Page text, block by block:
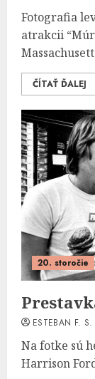
Fotografia
atrakcii
ČÍTAŤ ĎALEJ
20. storočie
ESTEBAN F.
Na fotke sú
Harrison